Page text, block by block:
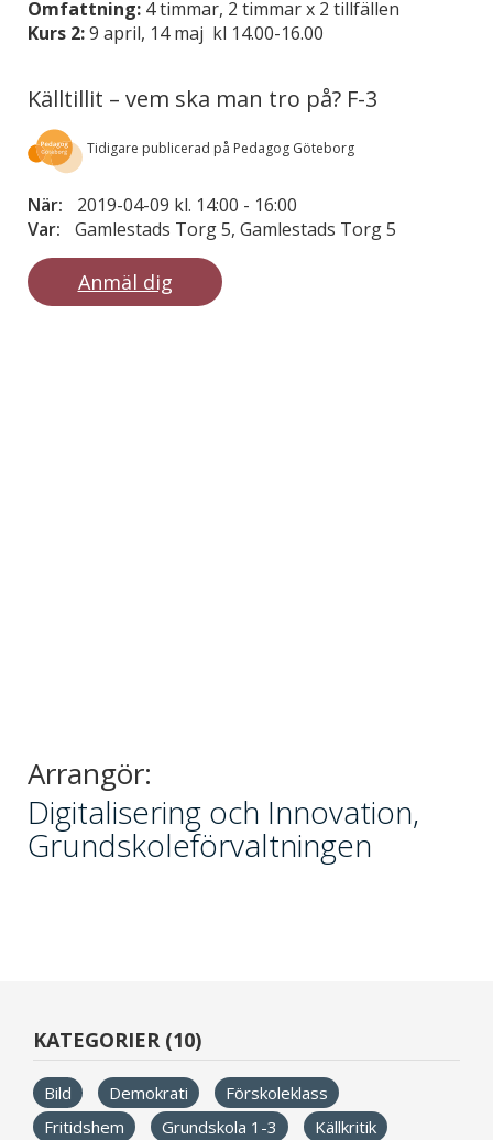
Omfattning: 4 timmar, 2 timmar x 2 tillfällen
Kurs 2:9 april, 14 maj kl 14.00-16.00
Källtillit – vem ska man tro på? F-3
Tidigare publicerad på Pedagog Göteborg
När: 2019-04-09 kl. 14:00 - 16:00
Var:
Gamlestads Torg 5, Gamlestads Torg 5
Anmäl dig
Arrangör:
Digitalisering och Innovation,
Grundskoleförvaltningen
KATEGORIER (10)
Bild Demokrati
Förskoleklass
Fritidshem
Grundskola 1-3
Källkritik